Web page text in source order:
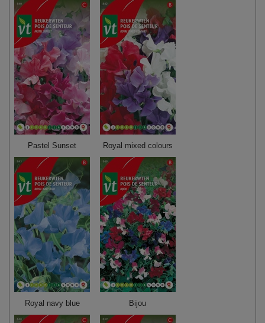
Pastel Sunset Royal mixed colours
Royal navy blue Bijou